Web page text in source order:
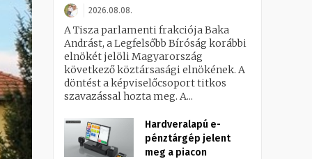
2026.08.08.
A Tisza parlamenti frakciója Baka
Andrást, a Legfelsőbb Bíróság korábbi
elnökét jelöli Magyarország
következő köztársasági elnökének. A
döntést a képviselőcsoport titkos
szavazással hozta meg. A...
Hardveralapú e-
pénztárgép jelent
meg a piacon